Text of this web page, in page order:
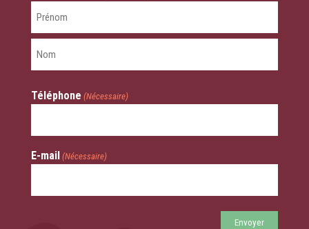
Prénom
Téléphone (Nécessaire)
E-mail (Nécessaire)